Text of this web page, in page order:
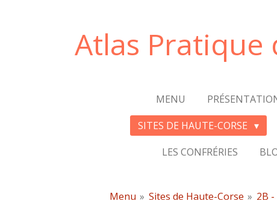
Atlas Pratique
MENU
SITES DE HAUTE-CORSE
LES CONFRÉRIES
Menu » Sites de Haute-Corse » 2B